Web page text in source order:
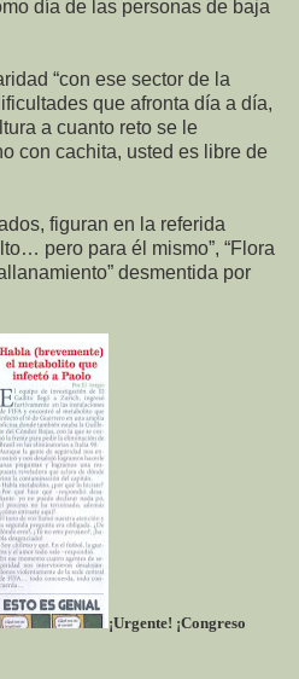
día de las personas de baja
“con ese sector de la
que afronta día a día,
a cuanto reto se le
con cachita, usted es libre de
figuran en la referida
pero para él mismo”, “Flora
desmentida por
¡Urgente! ¡Congreso